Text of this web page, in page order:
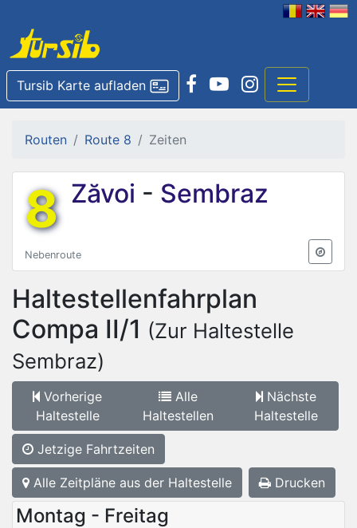
Tursib Karte aufladen
Routen Route 8 Zeiten
8 Zăvoi - Sembraz
Nebenroute
Haltestellenfahrplan
Compa II/1 (Zur Haltestelle
Sembraz)
Vorherige
Haltestelle
Alle
Haltestellen
Nächste
Haltestelle
Jetzige Fahrtzeiten
Alle Zeitpläne aus der Haltestelle Drucken
Montag - Freitag